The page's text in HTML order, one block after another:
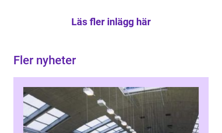
Läs fler inlägg här
Fler nyheter